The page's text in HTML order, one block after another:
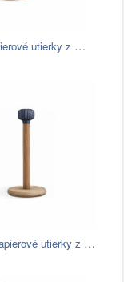
Stojan na papierové utierky z dubového…
Stojan na papierové utierky z dubového…